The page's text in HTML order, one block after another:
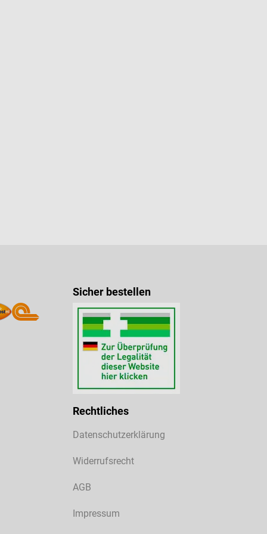
Sicher bestellen
Rechtliches
Datenschutzerklärung
Widerrufsrecht
AGB
Impressum